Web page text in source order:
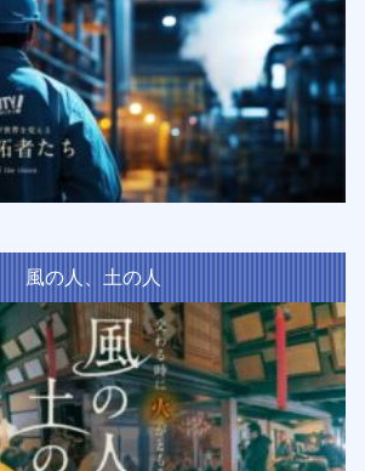
風の人、土の人